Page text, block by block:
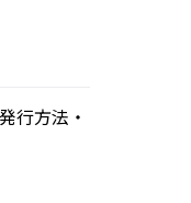
行方法・